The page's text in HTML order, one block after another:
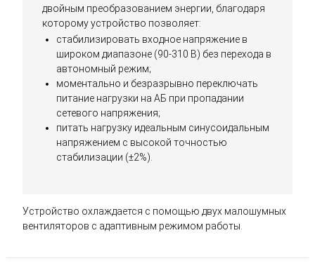
двойным преобразованием энергии, благодаря
которому устройство позволяет:
стабилизировать входное напряжение в
широком диапазоне (90-310 В) без перехода в
автономный режим;
моментально и безразрывно переключать
питание нагрузки на АБ при пропадании
сетевого напряжения;
питать нагрузку идеальным синусоидальным
напряжением с высокой точностью
стабилизации (±2%).
Устройство охлаждается с помощью двух малошумных
вентиляторов с адаптивным режимом работы.